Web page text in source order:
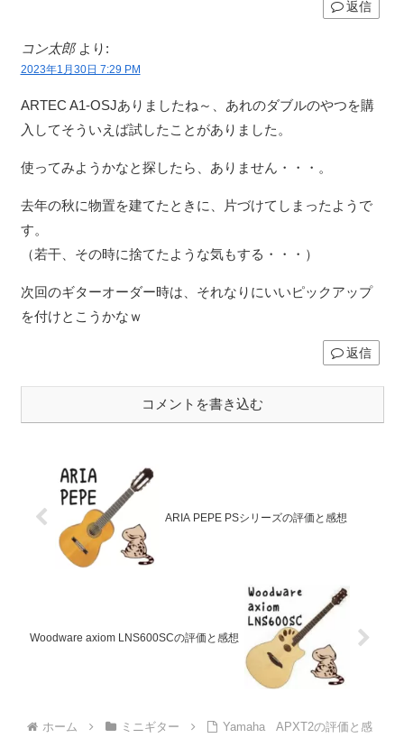
返信
コン太郎 より:
2023年1月30日 7:29 PM
ARTEC A1-OSJありましたね～、あれのダブルのやつを購
入してそういえば試したことがありました。
使ってみようかなと探したら、ありません・・・。
去年の秋に物置を建てたときに、片づけてしまったようで
す。
（若干、その時に捨てたような気もする・・・）
次回のギターオーダー時は、それなりにいいピックアップ
を付けとこうかなｗ
返信
コメントを書き込む
ARIA PEPE PSシリーズの評価と感想
Woodware axiom LNS600SCの評価と感想
ホーム ミニギター
Yamaha APXT2の評価と感